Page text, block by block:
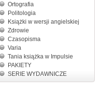
Ortografia
Politologia
Książki w wersji angielskiej
Zdrowie
Czasopisma
Varia
Tania książka w Impulsie
PAKIETY
SERIE WYDAWNICZE